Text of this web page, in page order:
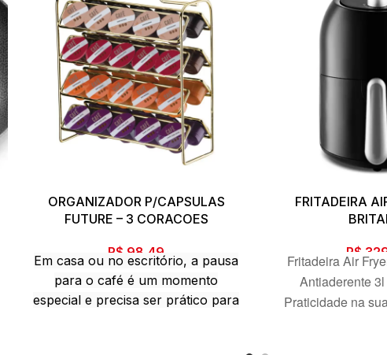
ORGANIZADOR P/CAPSULAS
FUTURE – 3 CORACOES
R$ 98,49
Em casa ou no escritório, a pausa
para o café é um momento
especial e precisa ser prático para
FRITADEIRA
R$
Fritadeira Air
Antiaderente
Praticidade na